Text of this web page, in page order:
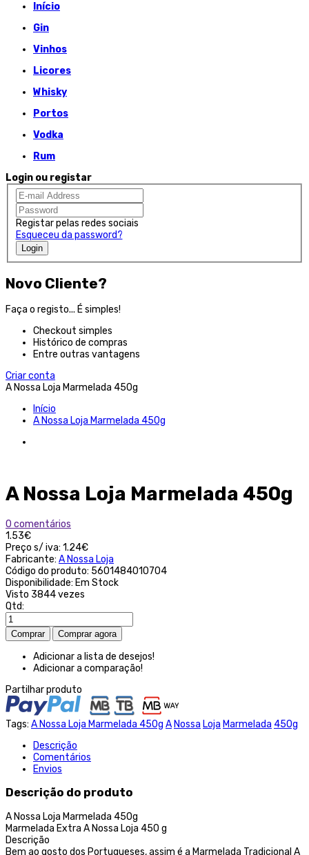
Início
Gin
Vinhos
Licores
Whisky
Portos
Vodka
Rum
Login ou registar
Registar pelas redes sociais
Esqueceu da password?
Login
Novo Cliente?
Faça o registo... É simples!
Checkout simples
Histórico de compras
Entre outras vantagens
Criar conta
A Nossa Loja Marmelada 450g
Início
A Nossa Loja Marmelada 450g
A Nossa Loja Marmelada 450g
0 comentários
1.53€
Preço s/ iva: 1.24€
Fabricante: A Nossa Loja
Código do produto: 5601484010704
Disponibilidade: Em Stock
Visto 3844 vezes
Qtd:
Adicionar a lista de desejos!
Adicionar a comparação!
Partilhar produto
Tags: A Nossa Loja Marmelada 450g A Nossa Loja Marmelada 450g
Descrição
Comentários
Envios
Descrição do produto
A Nossa Loja Marmelada 450g
Marmelada Extra A Nossa Loja 450 g
Descrição
Bem ao gosto dos Portugueses, assim é a Marmelada Tradicional A